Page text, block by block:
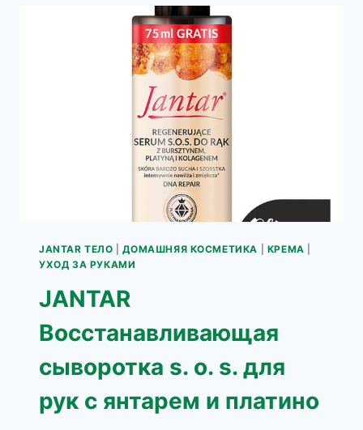
РУК
С
ЯНТАРЕМ
И
СЕРЕБРОМ
JANTAR ТЕЛО |ДОМАШНЯЯ КОСМЕТИКА КРЕМА
УХОД ЗА РУКАМИ
JANTAR
Восстанавливающая
сыворотка s. o. s. для
рук с янтарем и платино